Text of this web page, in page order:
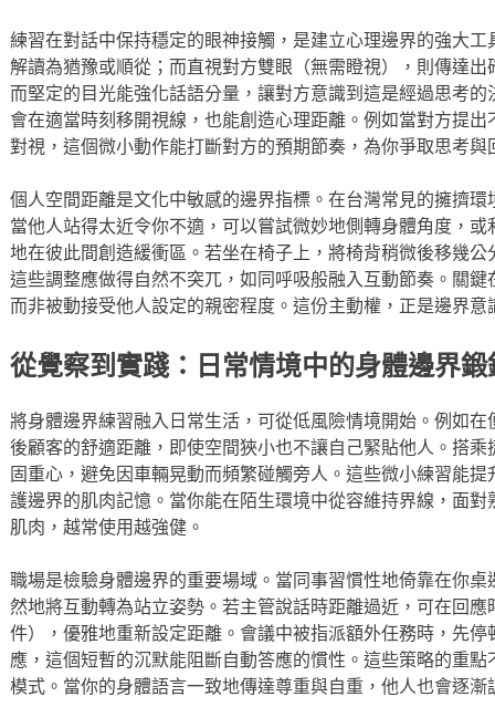
練習在對話中保持穩定的眼神接觸，是建立心理邊界的強大
解讀為猶豫或順從；而直視對方雙眼（無需瞪視），則傳達
而堅定的目光能強化話語分量，讓對方意識到這是經過思考
會在適當時刻移開視線，也能創造心理距離。例如當對方提
對視，這個微小動作能打斷對方的預期節奏，為你爭取思考與
個人空間距離是文化中敏感的邊界指標。在台灣常見的擁擠
當他人站得太近令你不適，可以嘗試微妙地側轉身體角度，
地在彼此間創造緩衝區。若坐在椅子上，將椅背稍微後移幾
這些調整應做得自然不突兀，如同呼吸般融入互動節奏。關
而非被動接受他人設定的親密程度。這份主動權，正是邊界意
從覺察到實踐：日常情境中的身體邊界鍛
將身體邊界練習融入日常生活，可從低風險情境開始。例如
後顧客的舒適距離，即使空間狹小也不讓自己緊貼他人。搭
固重心，避免因車輛晃動而頻繁碰觸旁人。這些微小練習能
護邊界的肌肉記憶。當你能在陌生環境中從容維持界線，面
肌肉，越常使用越強健。
職場是檢驗身體邊界的重要場域。當同事習慣性地倚靠在你
然地將互動轉為站立姿勢。若主管說話時距離過近，可在回
件），優雅地重新設定距離。會議中被指派額外任務時，先
應，這個短暫的沉默能阻斷自動答應的慣性。這些策略的重
模式。當你的身體語言一致地傳達尊重與自重，他人也會逐漸